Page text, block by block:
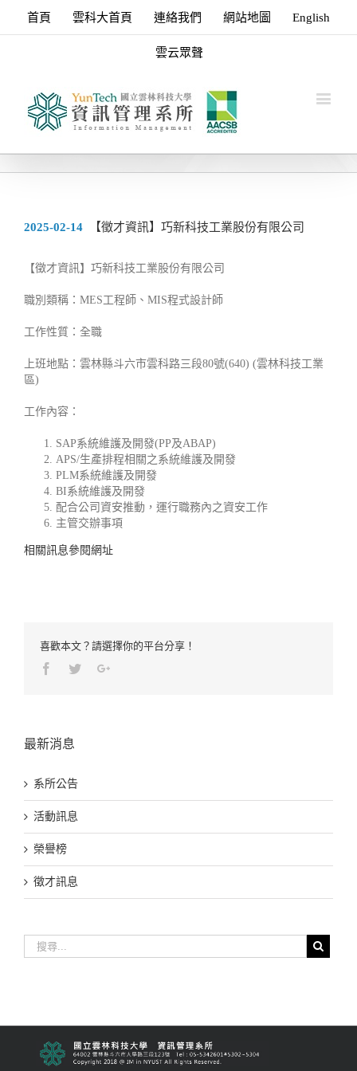
首頁 雲科大首頁 連絡我們 網站地圖 English
雲云眾聲
2025-02-14 【徵才資訊】巧新科技工業股份有限公司
【徵才資訊】巧新科技工業股份有限公司
職別類稱：MES工程師、MIS程式設計師
工作性質：全職
上班地點：雲林縣斗六市雲科路三段80號(640) (雲林科技工業
區)
工作內容：
SAP系統維護及開發(PP及ABAP)
APS/生產排程相關之系統維護及開發
PLM系統維護及開發
BI系統維護及開發
配合公司資安推動，運行職務內之資安工作
主管交辦事項
相關訊息參閱網址
喜歡本文？請選擇你的平台分享！
Facebook
TwitterGoogle+
最新消息
系所公告
活動訊息
榮譽榜
徵才訊息